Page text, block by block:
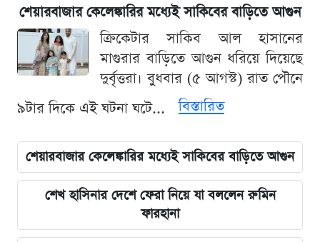
শেয়ারবাজার কেলেঙ্কারির মধ্যেই সাকিবের বাড়িতে আগুন
ক্রিকেটার সাকিব আল হাসানের
মাগুরার বাড়িতে আগুন ধরিয়ে দিয়েছে
দুর্বৃত্তরা। বুধবার (৫ আগস্ট) রাত পৌনে
৯টার দিকে এই ঘটনা ঘটে...
বিস্তারিত
শেয়ারবাজার কেলেঙ্কারির মধ্যেই সাকিবের বাড়িতে আগুন
শেখ হাসিনার দেশে ফেরা নিয়ে যা বললেন রুমিন
ফারহানা